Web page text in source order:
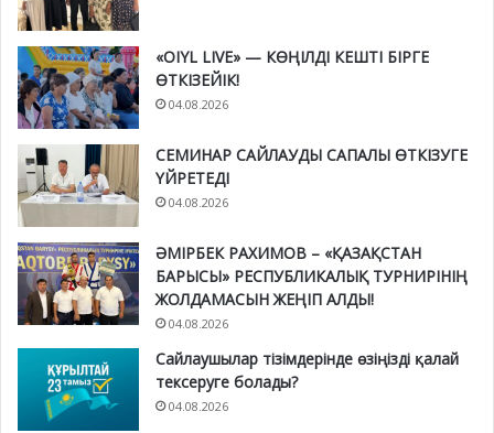
«OIYL LIVE» — КӨҢІЛДІ КЕШТІ БІРГЕ
ӨТКІЗЕЙІК!
04.08.2026
СЕМИНАР САЙЛАУДЫ САПАЛЫ ӨТКІЗУГЕ
ҮЙРЕТЕДІ
04.08.2026
ӘМІРБЕК РАХИМОВ – «ҚАЗАҚСТАН
БАРЫСЫ» РЕСПУБЛИКАЛЫҚ ТУРНИРІНІҢ
ЖОЛДАМАСЫН ЖЕҢІП АЛДЫ!
04.08.2026
Сайлаушылар тізімдерінде өзіңізді қалай
тексеруге болады?
04.08.2026